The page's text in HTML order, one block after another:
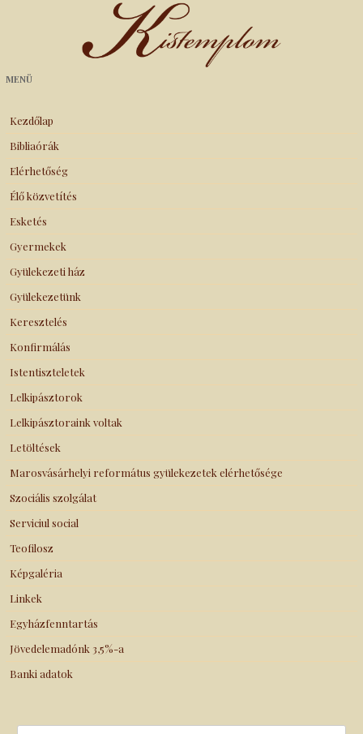
Kistemplom
MENÜ
Kezdőlap
Bibliaórák
Elérhetőség
Élő közvetítés
Esketés
Gyermekek
Gyülekezeti ház
Gyülekezetünk
Keresztelés
Konfirmálás
Istentiszteletek
Lelkipásztorok
Lelkipásztoraink voltak
Letöltések
Marosvásárhelyi református gyülekezetek elérhetősége
Szociális szolgálat
Serviciul social
Teofilosz
Képgaléria
Linkek
Egyházfenntartás
Jövedelemadónk 3,5%-a
Banki adatok